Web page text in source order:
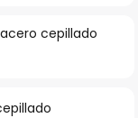
cepillado